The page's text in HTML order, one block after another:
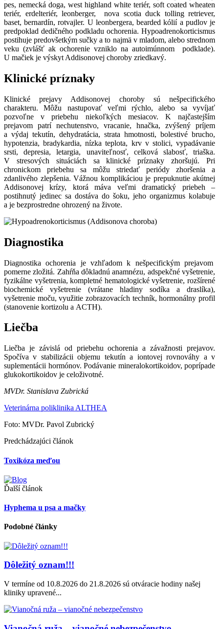
pes, nemecká doga, west highland white teriér, soft coated wheaten
teriér, erdelteriér, leonberger, nova scotia duck tolling retriever,
baset, bernardín, rotvajler. U leonbergera, bearded kólií a pudlov je
predpoklad dedičného podkladu ochorenia. Hypoadrenokorticismus
postihuje predovšetkým sučky a to najmä v mladom, alebo strednom
veku (zvlášť ak ochorenie vzniklo na autoimúnnom podklade).
U mačiek je výskyt Addisonovej choroby zriedkavý.
Klinické príznaky
Klinické prejavy Addisonovej choroby sú nešpecifického
charakteru. Môžu nastupovať veľmi rýchlo, alebo sa vyvíjať
pozvoľne v priebehu niekoľkých mesiacov. K najčastejším
prejavom patrí nechutenstvo, vracanie, hnačka, zvýšený príjem
a výdaj tekutín, dehydratácia, strata hmotnosti, bolestivé brucho,
hypotenzia, bradykardia, nízka teplota, krv v stolici, vypadávanie
srsti, depresia, letargia, unaviteľnosť, celková slabosť, triaška.
V stresových situáciách sa klinické príznaky zhoršujú. Pri
chronickom priebehu sa môžu striedať periódy zhoršenia a
zdanlivého zlepšenia. Vážnou komplikáciou je prepuknutie akútnej
Addisonovej krízy, ktorá máva veľmi dramatický priebeh –
postihnutý jedinec sa dostáva do šoku, jeho organizmus kolabuje
a je bezprostredne ohrozený na živote.
Diagnostika
Diagnostika ochorenia je vzhľadom k nešpecifickým prejavom
pomerne zložitá. Zahŕňa dôkladnú anamnézu, adspekčné vyšetrenie,
fyzikálne vyšetrenia, kompletné hematologické vyšetrenie, rozšírené
biochemické vyšetrenie (vrátane hladiny sodíka a draslíka),
vyšetrenie moču, využitie zobrazovacích techník, hormonálny profil
(stanovenie kortizolu a ACTH).
Liečba
Liečba je závislá od priebehu ochorenia a závažnosti prejavov.
Spočíva v stabilizácii objemu tekutín a iontovej rovnováhy a v
suplementácii hormónov. Podávanie mineralokortikoidov, poprípade
glukokortikoidov je celoživotné.
MVDr. Stanislava Zubrická
Veterinárna poliklinika ALTHEA
Foto: MVDr. Pavol Zubrický
Predchádzajúci článok
Toxikóza meďou
Ďalší článok
Hyphema u psa a mačky
Podobné články
Dôležitý oznam!!!
V termíne od 10.8.2026 do 21.8.2026 sú otváracie hodiny našej
kliniky upravené...